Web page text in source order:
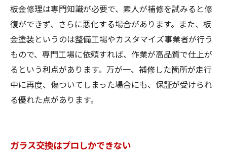
板金修理は専門知識が必要で、素人が補修を試みると修
復ができず、さらに悪化する場合があります。また、板
金塗装というのは整備工場やカスタマイズ事業者が行う
もので、専門工場に依頼すれば、作業が高品質で仕上が
るという利点があります。万が一、補修した箇所が走行
中に再度、傷ついてしまった場合にも、保証が受けられ
る優れた点があります。
ガラス交換はプロしかできない